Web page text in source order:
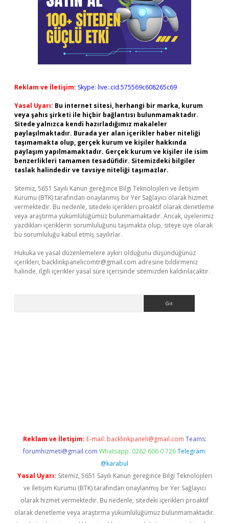
Reklam ve İletişim: Skype: live:.cid.575569c608265c69
Yasal Uyarı: Bu internet sitesi, herhangi bir marka, kurum
veya şahıs şirketi ile hiçbir bağlantısı bulunmamaktadır.
Sitede yalnızca kendi hazırladığımız makaleler
paylaşılmaktadır. Burada yer alan içerikler haber niteliği
taşımamakta olup, gerçek kurum ve kişiler hakkında
paylaşım yapılmamaktadır. Gerçek kurum ve kişiler ile isim
benzerlikleri tamamen tesadüfidir. Sitemizdeki bilgiler
taslak halindedir ve tavsiye niteliği taşımazlar.
Sitemiz, 5651 Sayılı Kanun gereğince Bilgi Teknolojileri ve İletişim
Kurumu (BTK) tarafından onaylanmış bir Yer Sağlayıcı olarak hizmet
vermektedir. Bu nedenle, sitedeki içerikleri proaktif olarak denetleme
veya araştırma yükümlülüğümüz bulunmamaktadır. Ancak, üyelerimiz
yazdıkları içeriklerin sorumluluğunu taşımakta olup, siteye üye olarak
bu sorumluluğu kabul etmiş sayılırlar.
Hukuka ve yasal düzenlemelere aykırı olduğunu düşündüğünüz
içerikleri, backlinkpanelicomtr@gmail.com adresine bildirmeniz
halinde, ilgili içerikler yasal süre içerisinde sitemizden kaldırılacaktır.
Reklam ve İletişim: E-mail: backlinkpaneli@gmail.com Teams:
forumhizmeti@gmail.com Whatsapp: 0262 606 0 726 Telegram:
@karabul
Yasal Uyarı: Sitemiz, 5651 Sayılı Kanun gereğince Bilgi Teknolojileri
ve İletişim Kurumu (BTK) tarafından onaylanmış bir Yer Sağlayıcı
olarak hizmet vermektedir. Bu nedenle, sitedeki içerikleri proaktif
olarak denetleme veya araştırma yükümlülüğümüz bulunmamaktadır.